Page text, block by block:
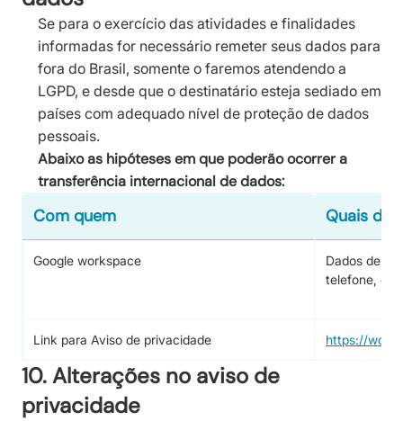
Se para o exercício das atividades e finalidades
informadas for necessário remeter seus dados para
fora do Brasil, somente o faremos atendendo a
LGPD, e desde que o destinatário esteja sediado em
países com adequado nível de proteção de dados
pessoais.
Abaixo as hipóteses em que poderão ocorrer a
transferência internacional de dados:
Com quem Quais
Google workspace
Dados de
telefone,
Link para Aviso de privacidade https://
10. Alterações no aviso de
privacidade